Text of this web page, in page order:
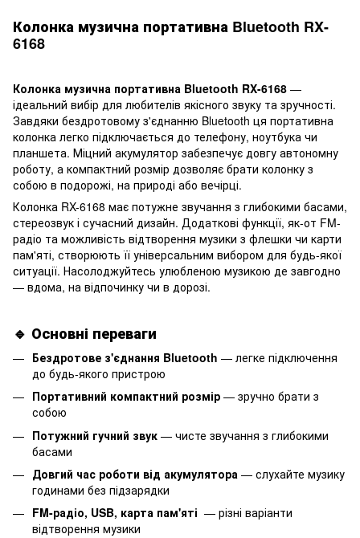
Колонка музична портативна Bluetooth RX-
6168
Колонка музична портативна Bluetooth RX-6168 —
ідеальний вибір для любителів якісного звуку та зручності.
Завдяки бездротовому з'єднанню Bluetooth ця портативна
колонка легко підключається до телефону, ноутбука чи
планшета. Міцний акумулятор забезпечує довгу автономну
роботу, а компактний розмір дозволяє брати колонку з
собою в подорожі, на природі або вечірці.
Колонка RX-6168 має потужне звучання з глибокими басами,
стереозвук і сучасний дизайн. Додаткові функції, як-от FM-
радіо та можливість відтворення музики з флешки чи карти
пам'яті, створюють її універсальним вибором для будь-якої
ситуації. Насолоджуйтесь улюбленою музикою де завгодно
— вдома, на відпочинку чи в дорозі.
🔹 Основні переваги
Бездротове з'єднання Bluetooth — легке підключення
до будь-якого пристрою
Портативний компактний розмір — зручно брати з
собою
Потужний гучний звук — чисте звучання з глибокими
басами
Довгий час роботи від акумулятора — слухайте музику
годинами без підзарядки
FM-радіо, USB, карта пам'яті — різні варіанти
відтворення музики